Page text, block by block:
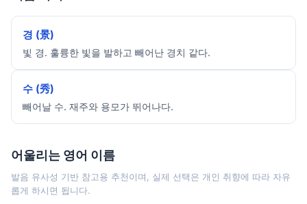
경 (景)
빛 경. 훌륭한 빛을 발하고 빼어난 경치 같다.
수 (秀)
빼어날 수. 재주와 용모가 뛰어나다.
어울리는 영어 이름
발음 유사성 기반 참고용 추천이며, 실제 선택은 개인 취향에 따라 자유
롭게 하시면 됩니다.